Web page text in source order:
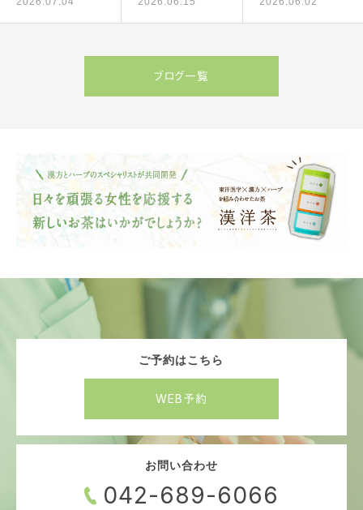
ブログ一覧
ご予約はこちら
WEB予約
お問い合わせ
042-689-6066